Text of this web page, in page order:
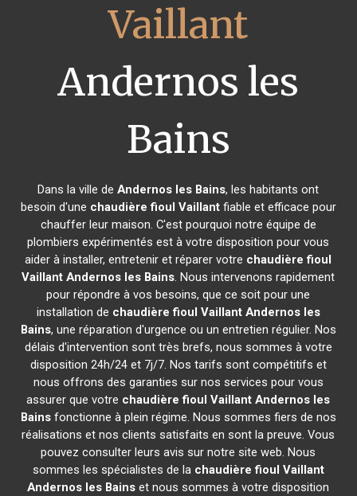
Vaillant
Andernos les
Bains
Dans la ville deAndernos les Bains, les habitants ont
besoin d'une chaudière fioul Vaillantfiable et efficace pour
chauffer leur maison. C'est pourquoi notre équipe de
plombiers expérimentés est à votre disposition pour vous
aider à installer, entretenir et réparer votre chaudière fioul
Vaillant Andernos les Bains. Nous intervenons rapidement
pour répondre à vos besoins, que ce soit pour une
installation de chaudière fioul Vaillant Andernos les
Bains, une réparation d'urgence ou un entretien régulier. Nos
délais d'intervention sont très brefs, nous sommes à votre
disposition 24h/24 et 7j/7. Nos tarifs sont compétitifs et
nous offrons des garanties sur nos services pour vous
assurer que votre chaudière fioul Vaillant Andernos les
Bainsfonctionne à plein régime. Nous sommes fiers de nos
réalisations et nos clients satisfaits en sont la preuve. Vous
pouvez consulter leurs avis sur notre site web. Nous
sommes les spécialistes de la chaudière fioul Vaillant
Andernos les Bains et nous sommes à votre disposition